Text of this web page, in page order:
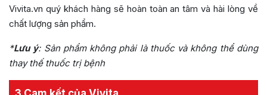
Vivita.vn quý khách hàng sẽ hoàn toàn an tâm và hài lòng về
chất lượng sản phẩm.
*Lưu ý: Sản phẩm không phải là thuốc và không thể dùng
thay thế thuốc trị bệnh